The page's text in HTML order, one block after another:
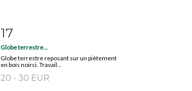
17
Globe terrestre...
Globe terrestre reposant sur un piètement
en bois noirci. Travail...
20 - 30 EUR